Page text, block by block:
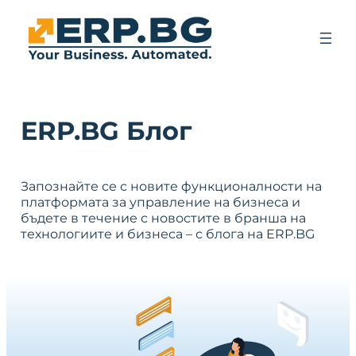
ERP.BG Блог
Запознайте се с новите функционалности на
платформата за управление на бизнеса и
бъдете в течение с новостите в бранша на
технологиите и бизнеса – с блога на ERP.BG